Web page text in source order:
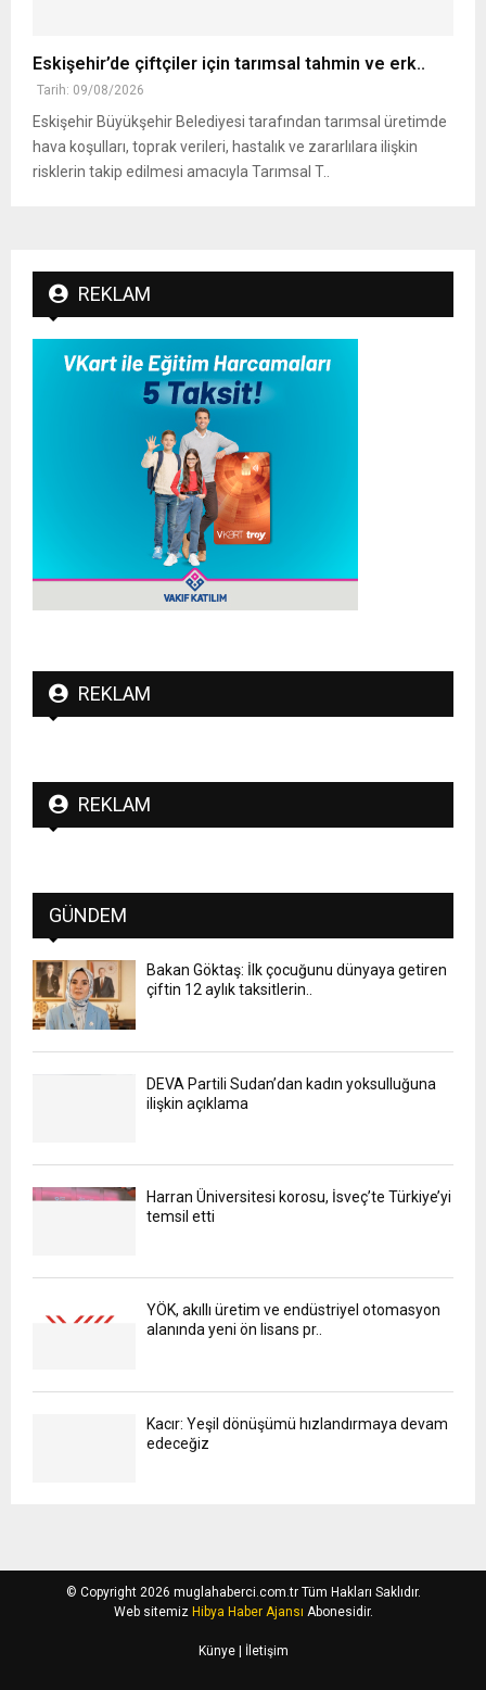
Eskişehir’de çiftçiler için tarımsal tahmin ve erk..
Tarih: 09/08/2026
Eskişehir Büyükşehir Belediyesi tarafından tarımsal üretimde
hava koşulları, toprak verileri, hastalık ve zararlılara ilişkin
risklerin takip edilmesi amacıyla Tarımsal T..
REKLAM
REKLAM
REKLAM
GÜNDEM
Bakan Göktaş: İlk çocuğunu dünyaya getiren
çiftin 12 aylık taksitlerin..
DEVA Partili Sudan’dan kadın yoksulluğuna
ilişkin açıklama
Harran Üniversitesi korosu, İsveç’te Türkiye’yi
temsil etti
YÖK, akıllı üretim ve endüstriyel otomasyon
alanında yeni ön lisans pr..
Kacır: Yeşil dönüşümü hızlandırmaya devam
edeceğiz
© Copyright 2026 muglahaberci.com.tr Tüm Hakları Saklıdır.
Web sitemiz Hibya Haber Ajansı Abonesidir.
Künye| İletişim